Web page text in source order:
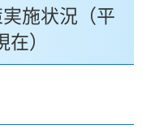
施状況（平
）